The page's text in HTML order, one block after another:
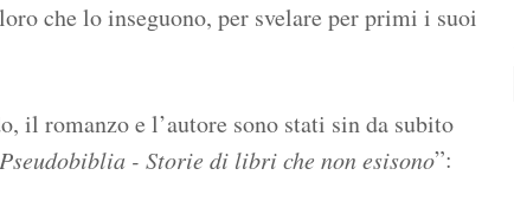
che lo inseguono, per svelare per primi i suoi
il romanzo e l’autore sono stati sin da subito
Pseudobiblia - Storie di libri che non esisono”: